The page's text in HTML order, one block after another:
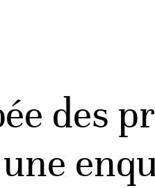
des